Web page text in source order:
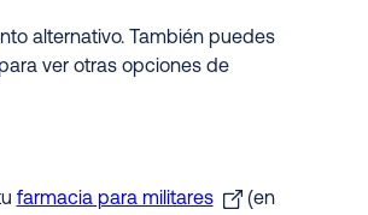
alternativo. También puedes
ver otras opciones de
farmacia para militares
(en